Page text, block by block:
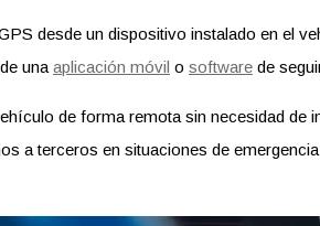
desde un dispositivo instalado en el
una aplicación móvil o software de
de forma remota sin necesidad
a terceros en situaciones de